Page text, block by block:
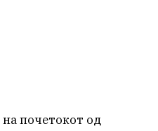
почетокот од